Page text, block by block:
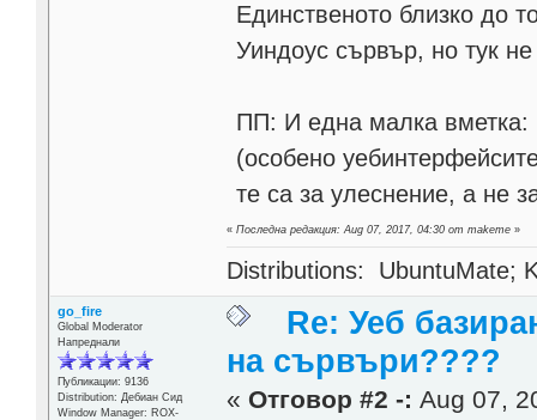
Единственото близко до
Уиндоус сървър, но тук
ПП: И една малка вметка:
(особено
те са за улеснение, а не
«Последна редакция: Aug 07, 2017, 04:30 от makeme »
Distributions: UbuntuMate;
go_fire
Global Moderator
Напреднали
Публикации: 9136
Distribution: Дебиан Сид
Window Manager: ROX-
Re: Уеб
на сървъри????
« Отговор #2 -: Aug 07,